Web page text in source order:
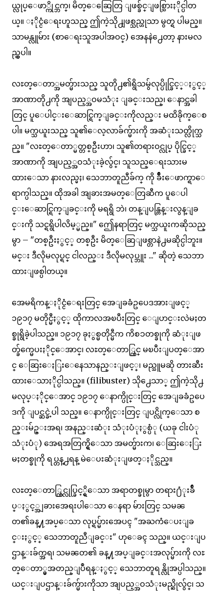
ယ္လုပ္ေဖာ္ကိုင္ဘက္၊ မိတ္ေဆြေတြ ျဖစ္ခ်င္ျဖစ္သြားႏိုင္ပါတ
ယ္။ ႏိုင္ငံေရးဟူသည္ ဤကဲ့သို႕ျဖစ္သည္ဟုသာ မွတ္ရ ပါမည္။
သာမန္လူမ်ား (စာေရးသူအပါအဝင္) အေနနဲ႕ေတာ့ နားမလ
ည္လွပါ။
လႊတ္ေတာ္အမတ္မ်ားသည္ သူတို႕၏ရွိသမွ်လုပ္ပိုင္ခြင့္ႏွင့္
အာဏာတို႕ကို အျပည့္အဝမသံုး ျခင္းသည္၊ ေနာင္အခါ
တြင္ ပူေပါင္းေဆာင္ရြက္ျခင္းကိုလည္း မထိခိုက္ေစ
ပါ။ မက္သယူးသည္ သူ၏ေလ့လာခ်က္မ်ားကို အဆံုးသတ္လိုက္သ
ည္။ "လႊတ္ေတာ္မတ္တစ္ဦးဟာ၊ သူ၏တရားဝင္လုပ္ ပိုင္ခြင့္
အာဏာကို အျပည့္အဝသံုးခဲ့လွ်င္၊ သူသည္ေရးသားမ
ထားေသာ နားလည္မႈ၊ သေဘာတူညီခ်က္ ကို ခ်ိဳးေဖာက္ရာေ
ရာက္ပါသည္။ ထိုအခါ အျခားအမတ္ေတြဆီက ပူေပါ
င္းေဆာင္ရြက္ျခင္းကို မရရွိ ဘဲ၊ တန္ျပန္တြန္းလွန္ျခ
င္းကို သင္ရရွိပါလိမ့္မည္။" ဤေနရာတြင္ မက္သယူးကဆိုသည္
မွာ – "တစ္ဦးႏွင့္ တစ္ဦး မိတ္ေဆြျဖစ္တာနဲ႕မဆိုင္ပါဘူး။
မင္း ဒီလိုမလုပ္ရင္ ငါလည္း ဒီလိုမလုပ္ဘူး ..." ဆိုတဲ့ သေဘာ
ထားျဖစ္ပါတယ္။
အေမရိကန္ႏိုင္ငံေရးတြင္ အေျခခံဥပေဒအားျဖင့္
၁၉၁၇ မတိုင္မီႏွင့္ ထိုကာလအၿပီးတြင္ ေျပာင္းလဲမႈတ
စ္ခုရွိခဲ့ပါသည္။ ၁၉၁၇ ခုႏွစ္မတိုင္မီက ကိစၥတစ္ခုကို ဆံုးျဖ
တ္ခ်က္မေပးႏိုင္ေအာင္၊ လႊတ္ေတာ္တြင္ မၿပီးျပတ္ေအာ
င္ ေဆြးေႏြးေနေသာနည္းျဖင့္၊ မည္သူမဆို တားဆီး
ထားေသာႏိုင္ပါသည္။ (filibuster) သို႕ေသာ္ ဤကဲ့သို႕
မလုပ္ႏိုင္ေအာင္ ၁၉၁၇ ေနာက္ပိုင္းတြင္ အေျခခံဥပေ
ဒကို ျပင္ဆင္ခဲ့ပါ သည္။ ေနာက္ပိုင္းတြင္ ျပင္လိုက္ေသာ စ
ည္းမ်ဥ္းအရ၊ အနည္းဆံုး သံုးပံုႏွစ္ပံု (ယခု ငါးပံု
သံုးပံု) အေရအတြက္ရွိေသာ အမတ္မ်ားက၊ ေဆြးေႏြး
မႈတစ္ခုကို ရပ္တန္႕ရန္ မဲေပးဆံုးျဖတ္ႏိုင္သည္။
လႊတ္ေတာ္တြင္လုပ္ခြင့္ရွိေသာ အရာတစ္ခုမွာ တရား႐ံုးခ်ဳ
ပ္ႏွင့္အျခားအေရးပါေသာ ေနရာ မ်ားတြင္ သမၼ
တ၏ခန္႔အပ္ေသာ လုပ္ရပ္မ်ားအေပၚ "အႀကံေပးျခ
င္းႏွင့္ သေဘာတူညီျခင္း" ဟုေခၚ သည္။ ယင္းျပ
ဌာန္းခ်က္အရ၊ သမၼတ၏ ခန္႔အပ္ျခင္းအလုပ္မ်ားကို လႊ
တ္ေတာ္မွအတည္ျပဳရန္ႏွင့္ သေဘာတူရန္လိုအပ္ပါသည္။
ယင္းျပဌာန္းခ်က္မ်ားကိုသာ အျပည့္အဝသံုးမည္ဆိုလွ်င္၊ သ